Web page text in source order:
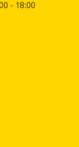
- 18:00